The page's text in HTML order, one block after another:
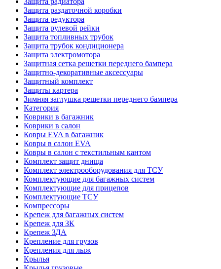
Защита раздаточной коробки
Защита редуктора
Защита рулевой рейки
Защита топливных трубок
Защита трубок кондиционера
Защита электромотора
Защитная сетка решетки переднего бампера
Защитно-декоративные аксессуары
Защитный комплект
Защиты картера
Зимняя заглушка решетки переднего бампера
Категория
Коврики в багажник
Коврики в салон
Ковры EVA в багажник
Ковры в салон EVA
Ковры в салон с текстильным кантом
Комплект защит днища
Комплект электрооборудования для ТСУ
Комплектующие для багажных систем
Комплектующие для прицепов
Комплектующие ТСУ
Компрессоры
Крепеж для багажных систем
Крепеж для ЗК
Крепеж ЗДА
Крепление для грузов
Крепления для лыж
Крылья